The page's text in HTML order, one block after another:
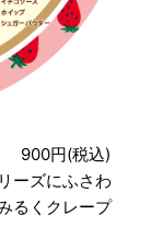
900円(税込)
ーズにふさわ
るくクレープ